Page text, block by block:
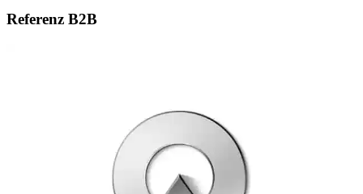
Referenz B2B